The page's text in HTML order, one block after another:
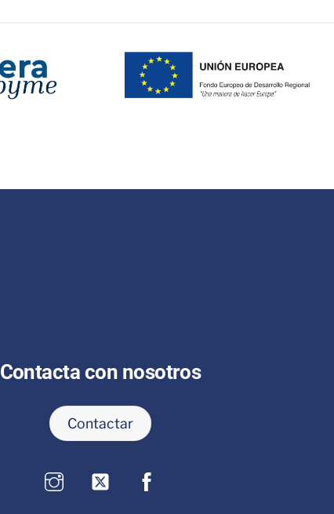
Contacta con nosotros
Contactar